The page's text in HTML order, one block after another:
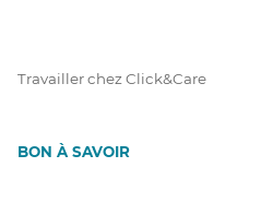
Travailler chez Click&Care
BON À SAVOIR